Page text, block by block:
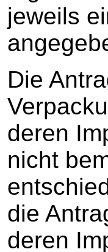
jeweils
Die
deren
nicht
die
deren